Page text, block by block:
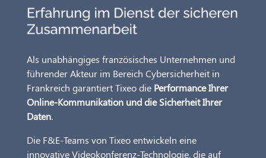
Als unabhängiges französisches Unternehmen und
führender Akteur im Bereich Cybersicherheit in
Frankreich garantiert Tixeo die Performance Ihrer
Online-Kommunikation und die Sicherheit Ihrer
Daten.
Die F&E-Teams von Tixeo entwickeln eine
innovative Videokonferenz-Technologie, die auf